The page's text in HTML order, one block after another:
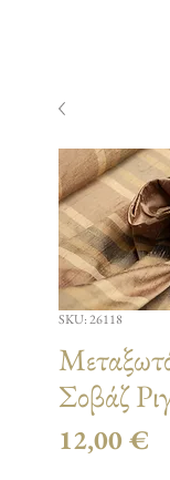
SKU: 26118
Σοβάζ
12,00 €